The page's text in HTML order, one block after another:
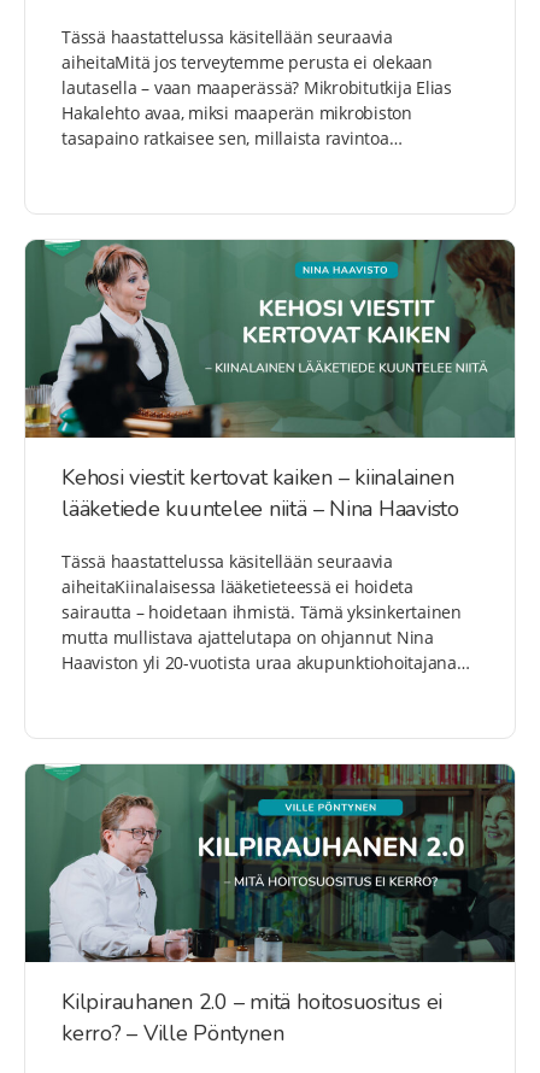
Tässä haastattelussa käsitellään seuraavia
aiheitaMitä jos terveytemme perusta ei olekaan
lautasella – vaan maaperässä? Mikrobitutkija Elias
Hakalehto avaa, miksi maaperän mikrobiston
tasapaino ratkaisee sen, millaista ravintoa…
Kehosi viestit kertovat kaiken – kiinalainen
lääketiede kuuntelee niitä – Nina Haavisto
Tässä haastattelussa käsitellään seuraavia
aiheitaKiinalaisessa lääketieteessä ei hoideta
sairautta – hoidetaan ihmistä. Tämä yksinkertainen
mutta mullistava ajattelutapa on ohjannut Nina
Haaviston yli 20-vuotista uraa akupunktiohoitajana…
Kilpirauhanen 2.0 – mitä hoitosuositus ei
kerro? – Ville Pöntynen